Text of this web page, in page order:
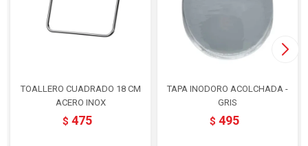
TOALLERO CUADRADO 18 CM
ACERO INOX
$ 475
TAPA INODORO ACOLCHADA -
GRIS
$ 495